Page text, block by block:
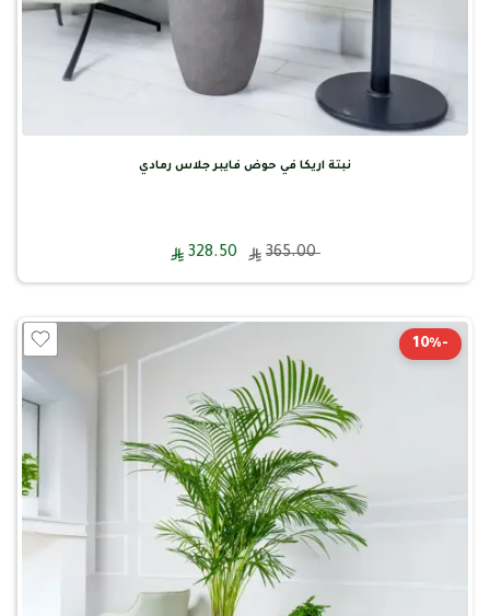
نبتة اريكا في حوض فايبر جلاس رمادي
365.00
-10%